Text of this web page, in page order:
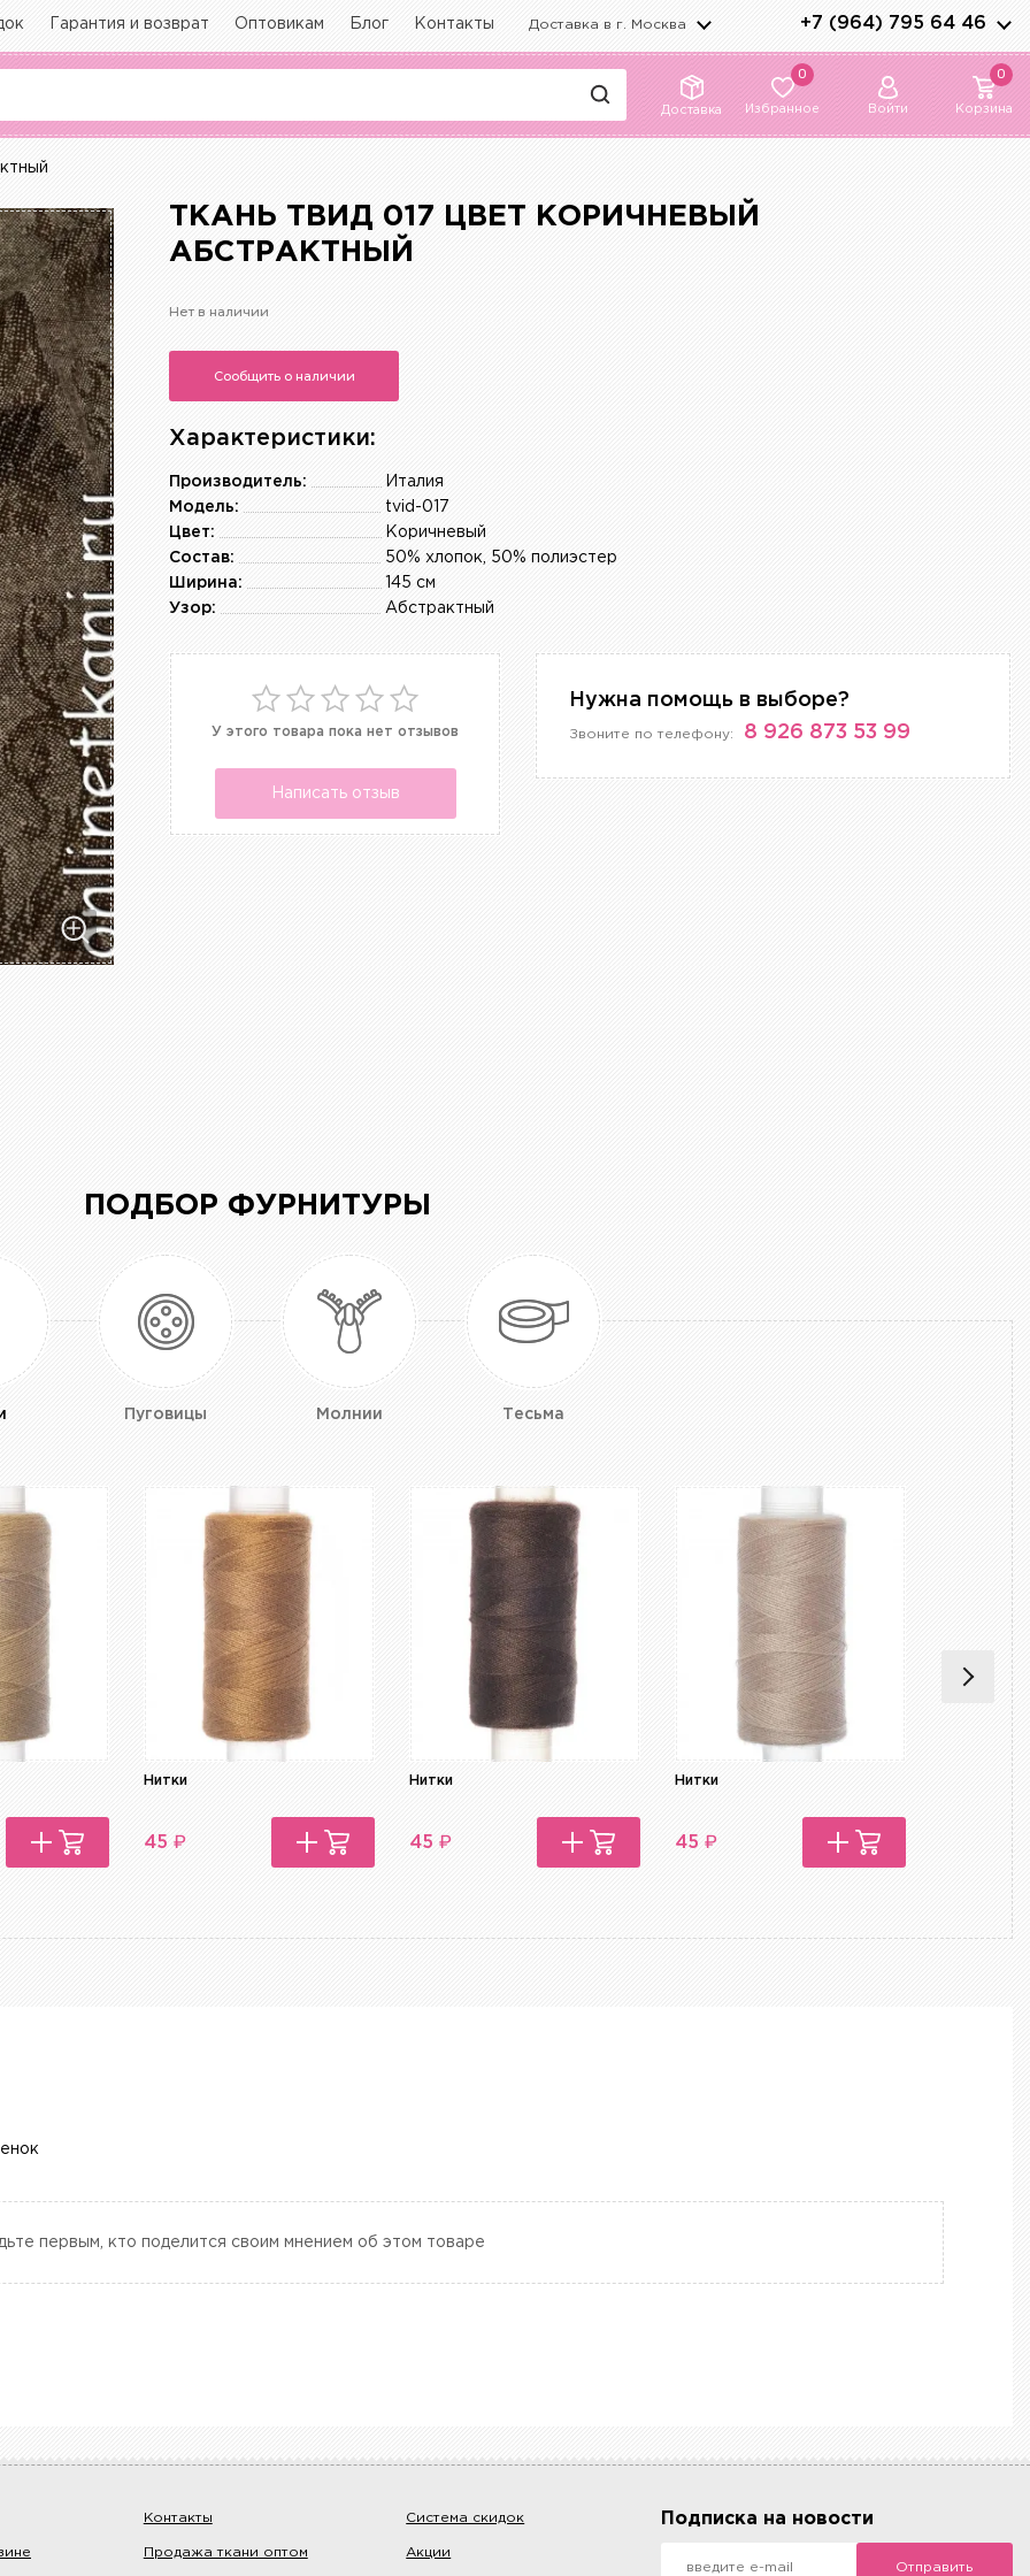
Гарантия и возврат Оптовикам Блог Контакты Доставка в г. Москва +7 (964) 795 64 46
Доставка
0
Избранное Войти
0
Корзина
ТКАНЬ ТВИД 017 ЦВЕТ КОРИЧНЕВЫЙ
АБСТРАКТНЫЙ
Нет в наличии
Сообщить о наличии
Характеристики:
Италия
Производитель:
tvid-017
Модель:
Коричневый
Цвет:
50% хлопок, 50% полиэстер
Состав:
145 см
Ширина:
Абстрактный
Узор:
У этого товара пока нет отзывов
Написать отзыв
Нужна помощь в выборе?
Звоните по телефону: 8 926 873 53 99
ПОДБОР ФУРНИТУРЫ
Пуговицы Молнии Тесьма
Нитки
45 ₽
Нитки
45 ₽
Нитки
45 ₽
первым, кто поделится своим мнением об этом товаре
Контакты
Продажа ткани оптом
Система скидок
Акции
Подписка на новости
Отправить